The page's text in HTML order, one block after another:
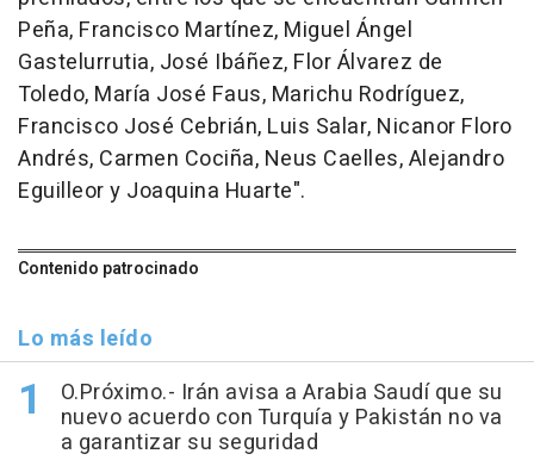
Peña, Francisco Martínez, Miguel Ángel
Gastelurrutia, José Ibáñez, Flor Álvarez de
Toledo, María José Faus, Marichu Rodríguez,
Francisco José Cebrián, Luis Salar, Nicanor Floro
Andrés, Carmen Cociña, Neus Caelles, Alejandro
Eguilleor y Joaquina Huarte".
Contenido patrocinado
Lo más leído
O.Próximo.- Irán avisa a Arabia Saudí que su
nuevo acuerdo con Turquía y Pakistán no va
a garantizar su seguridad